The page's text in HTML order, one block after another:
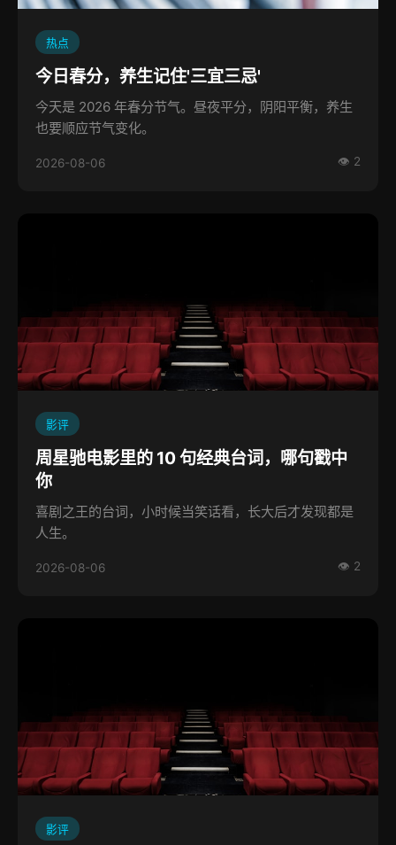
热点
今日春分，养生记住'三宜三忌'
今天是 2026 年春分节气。昼夜平分，阴阳平衡，养生
也要顺应节气变化。
2026-08-06 👁 2
影评
周星驰电影里的 10 句经典台词，哪句戳中
你
喜剧之王的台词，小时候当笑话看，长大后才发现都是
人生。
2026-08-06 👁 2
影评